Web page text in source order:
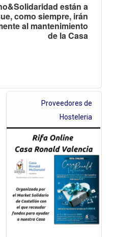
están a
como siempre, irán
al mantenimiento
de la Casa
Proveedores de
Hosteleria